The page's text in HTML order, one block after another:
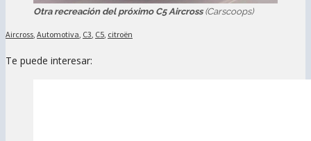
Otra recreación del próximo C5 Aircross (Carscoops)
Aircross, Automotiva, C3, C5, citroën
Te puede interesar: